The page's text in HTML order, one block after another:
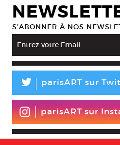
S’ABONNER À NOS
L parisART sur
parisART sur